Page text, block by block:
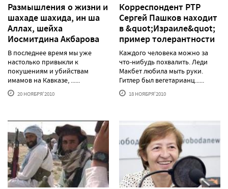
Размышления о жизни и
шахаде шахида, ин ша
Аллах, шейха
Иосмитдина Акбарова
В последнее время мы уже
настолько привыкли к
покушениям и убийствам
имамов на Кавказе, ......
20 НОЯБРЯ'2010
Корреспондент РТР
Сергей Пашков находит
в &quot;Израиле&quot;
пример толерантности
Каждого человека можно за
что-нибудь похвалить. Леди
Макбет любила мыть руки.
Гитлер был вегетарианц......
18 НОЯБРЯ'2010